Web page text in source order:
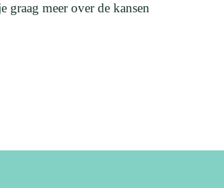
graag meer over de kansen